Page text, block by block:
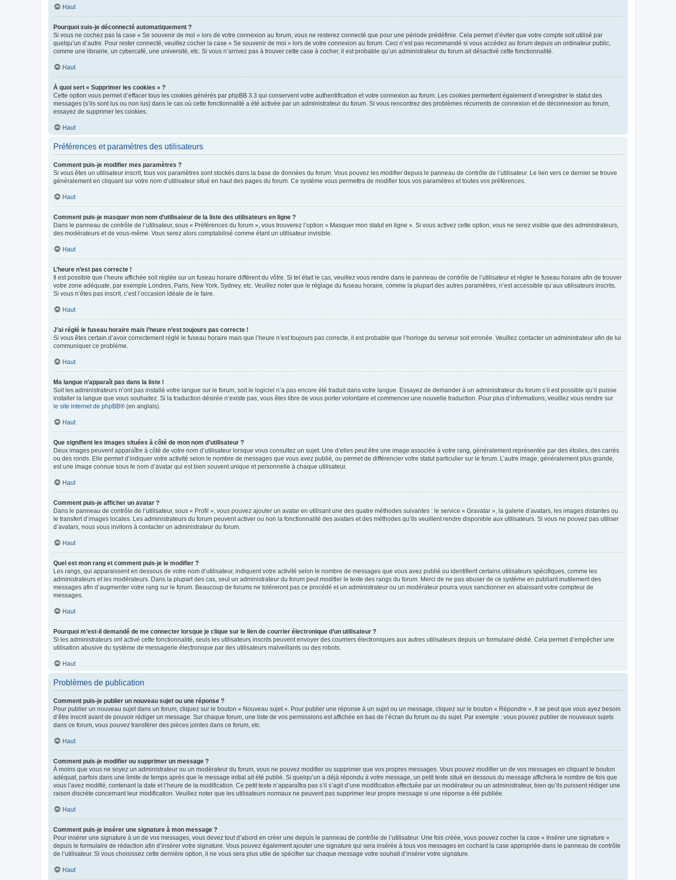
Haut
Pourquoi suis-je déconnecté automatiquement ?
Si vous ne cochez pas la case « Se souvenir de moi » lors de votre connexion au forum, vous ne resterez connecté que pour une période prédéfinie. Cela permet d’éviter que votre compte soit utilisé par
quelqu’un d’autre. Pour rester connecté, veuillez cocher la case « Se souvenir de moi » lors de votre connexion au forum. Ceci n’est pas recommandé si vous accédez au forum depuis un ordinateur public,
comme une librairie, un cybercafé, une université, etc. Si vous n’arrivez pas à trouver cette case à cocher, il est probable qu’un administrateur du forum ait désactivé cette fonctionnalité.
Haut
À quoi sert « Supprimer les cookies » ?
Cette option vous permet d’effacer tous les cookies générés par phpBB 3.3 qui conservent votre authentification et votre connexion au forum. Les cookies permettent également d’enregistrer le statut des
messages (s’ils sont lus ou non lus) dans le cas où cette fonctionnalité a été activée par un administrateur du forum. Si vous rencontrez des problèmes récurrents de connexion et de déconnexion au forum,
essayez de supprimer les cookies.
Haut
Préférences et paramètres des utilisateurs
Comment puis-je modifier mes paramètres ?
Si vous êtes un utilisateur inscrit, tous vos paramètres sont stockés dans la base de données du forum. Vous pouvez les modifier depuis le panneau de contrôle de l’utilisateur. Le lien vers ce dernier se trouve
généralement en cliquant sur votre nom d’utilisateur situé en haut des pages du forum. Ce système vous permettra de modifier tous vos paramètres et toutes vos préférences.
Haut
Comment puis-je masquer mon nom d’utilisateur de la liste des utilisateurs en ligne ?
Dans le panneau de contrôle de l’utilisateur, sous « Préférences du forum », vous trouverez l’option « Masquer mon statut en ligne ». Si vous activez cette option, vous ne serez visible que des administrateurs,
des modérateurs et de vous-même. Vous serez alors comptabilisé comme étant un utilisateur invisible.
Haut
L’heure n’est pas correcte !
Il est possible que l’heure affichée soit réglée sur un fuseau horaire différent du vôtre. Si tel était le cas, veuillez vous rendre dans le panneau de contrôle de l’utilisateur et régler le fuseau horaire afin de trouver
votre zone adéquate, par exemple Londres, Paris, New York, Sydney, etc. Veuillez noter que le réglage du fuseau horaire, comme la plupart des autres paramètres, n’est accessible qu’aux utilisateurs inscrits.
Si vous n’êtes pas inscrit, c’est l’occasion idéale de le faire.
Haut
J’ai réglé le fuseau horaire mais l’heure n’est toujours pas correcte !
Si vous êtes certain d’avoir correctement réglé le fuseau horaire mais que l’heure n’est toujours pas correcte, il est probable que l’horloge du serveur soit erronée. Veuillez contacter un administrateur afin de lui
communiquer ce problème.
Haut
Ma langue n’apparaît pas dans la liste !
Soit les administrateurs n’ont pas installé votre langue sur le forum, soit le logiciel n’a pas encore été traduit dans votre langue. Essayez de demander à un administrateur du forum s’il est possible qu’il puisse
installer la langue que vous souhaitez. Si la traduction désirée n’existe pas, vous êtes libre de vous porter volontaire et commencer une nouvelle traduction. Pour plus d’informations, veuillez vous rendre sur
le site internet de phpBB® (en anglais).
Haut
Que signifient les images situées à côté de mon nom d’utilisateur ?
Deux images peuvent apparaître à côté de votre nom d’utilisateur lorsque vous consultez un sujet. Une d’elles peut être une image associée à votre rang, généralement représentée par des étoiles, des carrés
ou des ronds. Elle permet d’indiquer votre activité selon le nombre de messages que vous avez publié, ou permet de différencier votre statut particulier sur le forum. L’autre image, généralement plus grande,
est une image connue sous le nom d’avatar qui est bien souvent unique et personnelle à chaque utilisateur.
Haut
Comment puis-je afficher un avatar ?
Dans le panneau de contrôle de l’utilisateur, sous « Profil », vous pouvez ajouter un avatar en utilisant une des quatre méthodes suivantes : le service « Gravatar », la galerie d’avatars, les images distantes ou
le transfert d’images locales. Les administrateurs du forum peuvent activer ou non la fonctionnalité des avatars et des méthodes qu’ils veuillent rendre disponible aux utilisateurs. Si vous ne pouvez pas utiliser
d’avatars, nous vous invitons à contacter un administrateur du forum.
Haut
Quel est mon rang et comment puis-je le modifier ?
Les rangs, qui apparaissent en dessous de votre nom d’utilisateur, indiquent votre activité selon le nombre de messages que vous avez publié ou identifient certains utilisateurs spécifiques, comme les
administrateurs et les modérateurs. Dans la plupart des cas, seul un administrateur du forum peut modifier le texte des rangs du forum. Merci de ne pas abuser de ce système en publiant inutilement des
messages afin d’augmenter votre rang sur le forum. Beaucoup de forums ne toléreront pas ce procédé et un administrateur ou un modérateur pourra vous sanctionner en abaissant votre compteur de
messages.
Haut
Pourquoi m’est-il demandé de me connecter lorsque je clique sur le lien de courrier électronique d’un utilisateur ?
Si les administrateurs ont activé cette fonctionnalité, seuls les utilisateurs inscrits peuvent envoyer des courriers électroniques aux autres utilisateurs depuis un formulaire dédié. Cela permet d’empêcher une
utilisation abusive du système de messagerie électronique par des utilisateurs malveillants ou des robots.
Haut
Problèmes de publication
Comment puis-je publier un nouveau sujet ou une réponse ?
Pour publier un nouveau sujet dans un forum, cliquez sur le bouton « Nouveau sujet ». Pour publier une réponse à un sujet ou un message, cliquez sur le bouton « Répondre ». Il se peut que vous ayez besoin
d’être inscrit avant de pouvoir rédiger un message. Sur chaque forum, une liste de vos permissions est affichée en bas de l’écran du forum ou du sujet. Par exemple : vous pouvez publier de nouveaux sujets
dans ce forum, vous pouvez transférer des pièces jointes dans ce forum, etc.
Haut
Comment puis-je modifier ou supprimer un message ?
À moins que vous ne soyez un administrateur ou un modérateur du forum, vous ne pouvez modifier ou supprimer que vos propres messages. Vous pouvez modifier un de vos messages en cliquant le bouton
adéquat, parfois dans une limite de temps après que le message initial ait été publié. Si quelqu’un a déjà répondu à votre message, un petit texte situé en dessous du message affichera le nombre de fois que
vous l’avez modifié, contenant la date et l’heure de la modification. Ce petit texte n’apparaîtra pas s’il s’agit d’une modification effectuée par un modérateur ou un administrateur, bien qu’ils puissent rédiger une
raison discrète concernant leur modification. Veuillez noter que les utilisateurs normaux ne peuvent pas supprimer leur propre message si une réponse a été publiée.
Haut
Comment puis-je insérer une signature à mon message ?
Pour insérer une signature à un de vos messages, vous devez tout d’abord en créer une depuis le panneau de contrôle de l’utilisateur. Une fois créée, vous pouvez cocher la case « Insérer une signature »
depuis le formulaire de rédaction afin d’insérer votre signature. Vous pouvez également ajouter une signature qui sera insérée à tous vos messages en cochant la case appropriée dans le panneau de contrôle
de l’utilisateur. Si vous choisissez cette dernière option, il ne vous sera plus utile de spécifier sur chaque message votre souhait d’insérer votre signature.
Haut